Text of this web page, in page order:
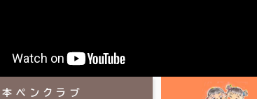
ペンクラブ